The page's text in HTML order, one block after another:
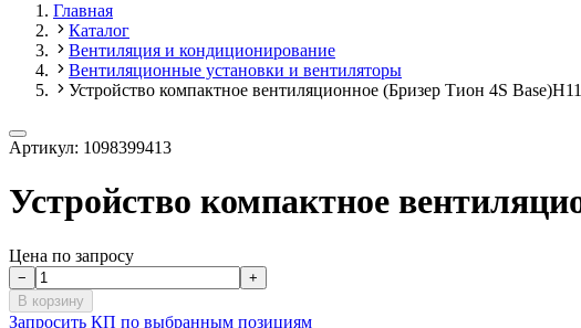
Главная
Каталог
Вентиляция и кондиционирование
Вентиляционные установки и вентиляторы
Устройство компактное вентиляционное (Бризер Тион 4S Base)Н11
Артикул: 1098399413
Устройство компактное
Цена по запросу
−
+
В корзину
Запросить КП по выбранным позициям